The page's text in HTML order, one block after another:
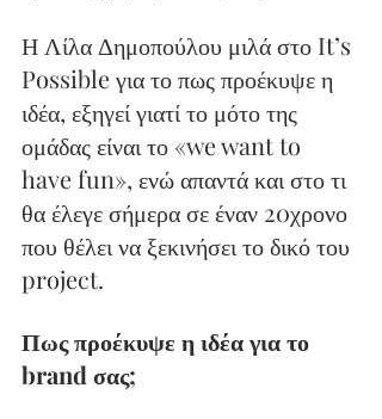
Η Λίλα Δημοπούλου μιλά στο It’s
Possible για το πως προέκυψε η
ιδέα, εξηγεί γιατί το μότο της
ομάδας είναι το «we want to
have fun», ενώ απαντά και στο τι
θα έλεγε σήμερα σε έναν 20χρονο
που θέλει να ξεκινήσει το δικό του
project.
Πως προέκυψε η ιδέα για το
brand σας;